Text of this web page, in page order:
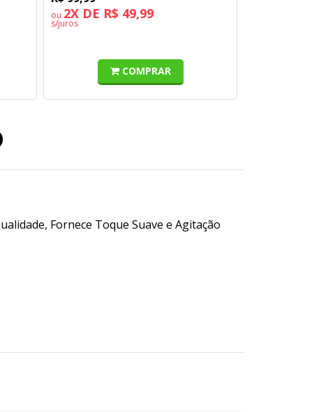
ou 2X DE R$ 49,99
s/juros
COMPRAR
Fornece Toque Suave e Agitação